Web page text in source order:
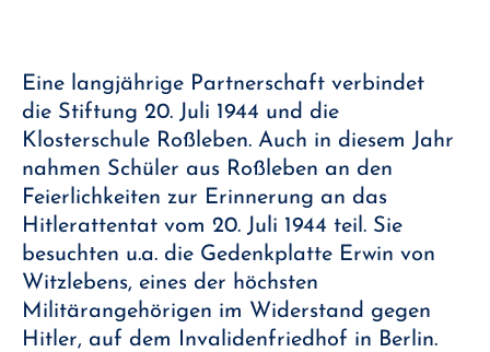
Eine langjährige Partnerschaft verbindet
die Stiftung 20. Juli 1944 und die
Klosterschule Roßleben. Auch in diesem Jahr
nahmen Schüler aus Roßleben an den
Feierlichkeiten zur Erinnerung an das
Hitlerattentat vom 20. Juli 1944 teil. Sie
besuchten u.a. die Gedenkplatte Erwin von
Witzlebens, eines der höchsten
Militärangehörigen im Widerstand gegen
Hitler, auf dem Invalidenfriedhof in Berlin.